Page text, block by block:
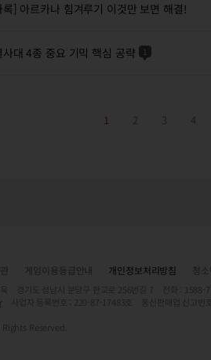
록] 아르카나 힘겨루기 이것만 보면 해결!
사대 4종 중요 기믹 핵심 공략 1
1 2 3 4
개인정보처리방침
Reserved.